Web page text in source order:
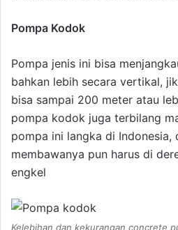
Pompa Kodok
Pompa jenis ini bisa
bahkan lebih secara vertikal,
bisa sampai 200 meter atau
pompa kodok juga terbilang
pompa ini langka di Indonesia,
membawanya pun harus di
engkel
Kelebihan dan kekurangan concrete